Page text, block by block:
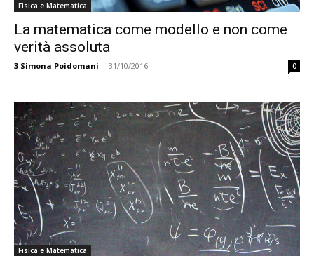
Fisica e Matematica
La matematica come modello e non come
verità assoluta
3 Simona Poidomani - 31/10/2016 0
Fisica e Matematica